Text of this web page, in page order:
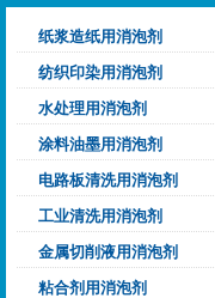
纸浆造纸用消泡剂
纺织印染用消泡剂
水处理用消泡剂
涂料油墨用消泡剂
电路板清洗用消泡剂
工业清洗用消泡剂
金属切削液用消泡剂
粘合剂用消泡剂